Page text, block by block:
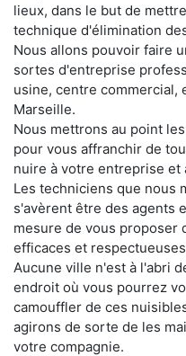
lieux, dans le but de
technique d'élimination
Nous allons pouvoir faire
sortes d'entreprise
usine, centre commercial,
Marseille.
Nous mettrons au point
pour vous affranchir de
nuire à votre entreprise et
Les techniciens que nous
s'avèrent être des agents
mesure de vous proposer
efficaces et
Aucune ville n'est à l'abri
endroit où vous pourrez
camouffler de ces
agirons de sorte de les
votre compagnie.